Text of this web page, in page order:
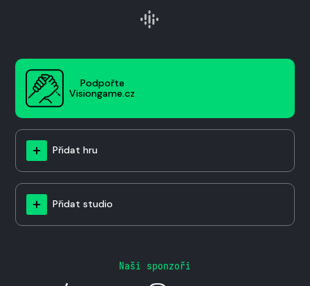
Podpořte
Visiongame.cz
Přidat hru
Přidat studio
Naši sponzoři